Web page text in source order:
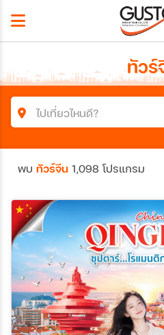
ทัวร์
ไปเที่ยวไหนดี?
ประเทศ
เมือง
สายการบิน
พบ ทัวร์จีน 1,098 โปรแกรม